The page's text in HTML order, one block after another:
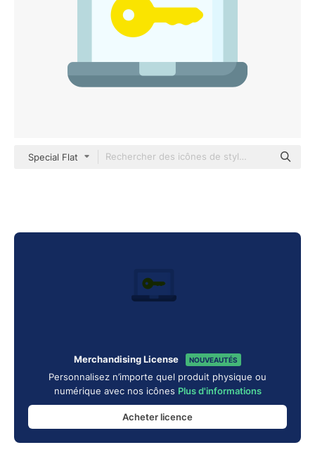
Special Flat
Merchandising License NOUVEAUTÉS
Personnalisez n’importe quel produit physique ou
numérique avec nos icônes Plus d'informations
Acheter licence